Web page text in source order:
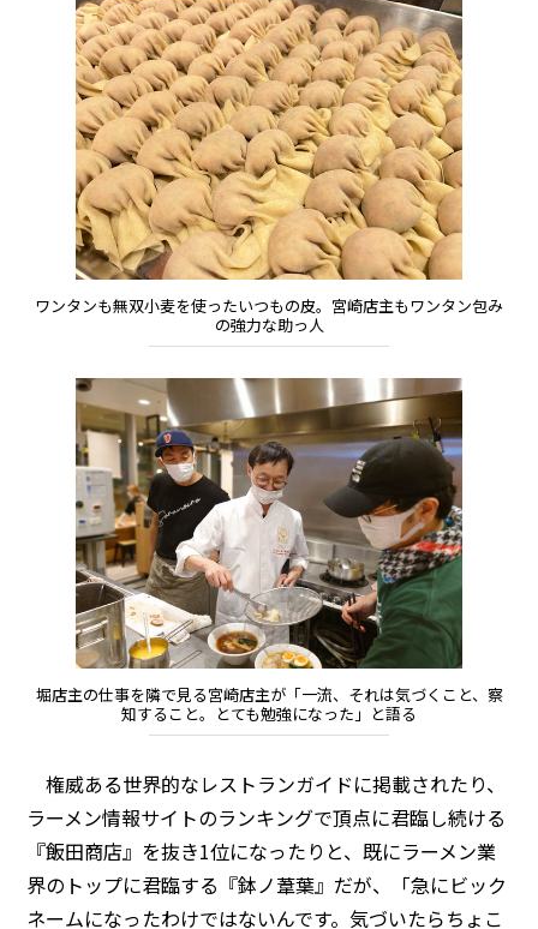
ワンタンも無双小麦を使ったいつもの皮。宮崎店主もワンタン包み
の強力な助っ人
堀店主の仕事を隣で見る宮崎店主が「一流、それは気づくこと、察
知すること。とても勉強になった」と語る
権威ある世界的なレストランガイドに掲載されたり、
ラーメン情報サイトのランキングで頂点に君臨し続ける
『飯田商店』を抜き1位になったりと、既にラーメン業
界のトップに君臨する『鉢ノ葦葉』だが、「急にビック
ネームになったわけではないんです。気づいたらちょこ